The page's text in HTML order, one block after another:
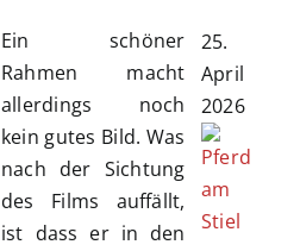
Ein schöner
Rahmen macht
allerdings noch
kein gutes Bild. Was
nach der Sichtung
des Films auffällt,
ist dass er in den
25.
April
2026